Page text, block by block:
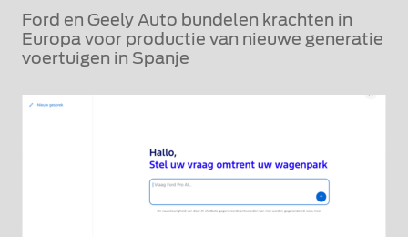
Ford en Geely Auto bundelen krachten in
Europa voor productie van nieuwe generatie
voertuigen in Spanje